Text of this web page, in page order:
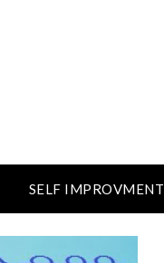
SELF IMPROVMENT